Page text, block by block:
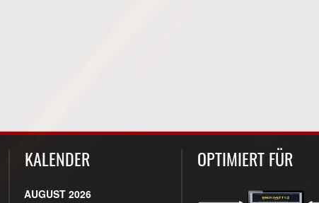
KALENDER
AUGUST 2026
OPTIMIERT FÜR